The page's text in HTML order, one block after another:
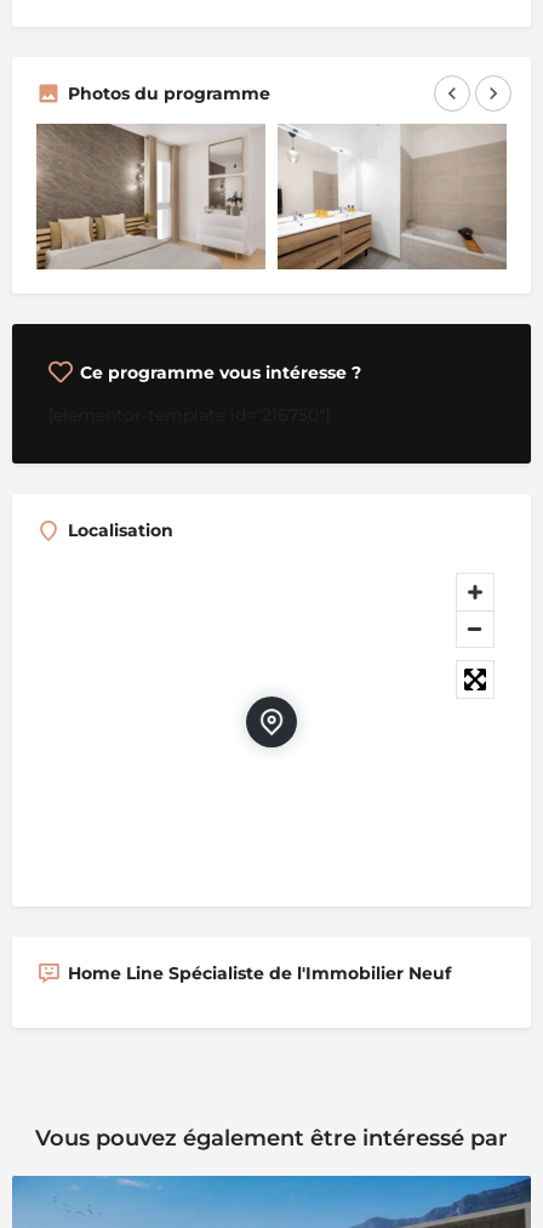
Photos du programme
Ce programme vous intéresse ?
Localisation
Home Line Spécialiste de l'Immobilier Neuf
Vous pouvez également être intéressé par